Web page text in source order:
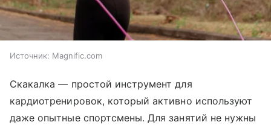
Источник: Magnific.com
Скакалка ― простой инструмент для
кардиотренировок, который активно используют
даже опытные спортсмены. Для занятий не нужны